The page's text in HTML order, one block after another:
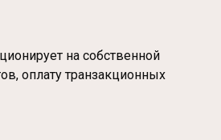
на собственной
оплату транзакционных